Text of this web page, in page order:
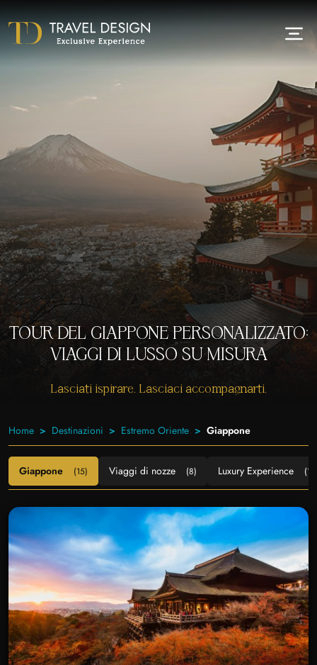
TOUR DEL GIAPPONE PERSONALIZZATO:
VIAGGI DI LUSSO SU MISURA
Lasciati ispirare. Lasciaci accompagnarti.
Home Destinazioni Estremo Oriente Giappone
Giappone (15) Viaggi di nozze (8) Luxury Experience (1)